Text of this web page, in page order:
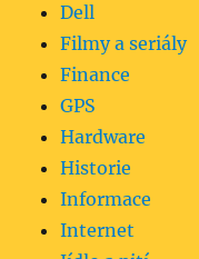
Dell
Filmy a seriály
Finance
GPS
Hardware
Historie
Informace
Internet